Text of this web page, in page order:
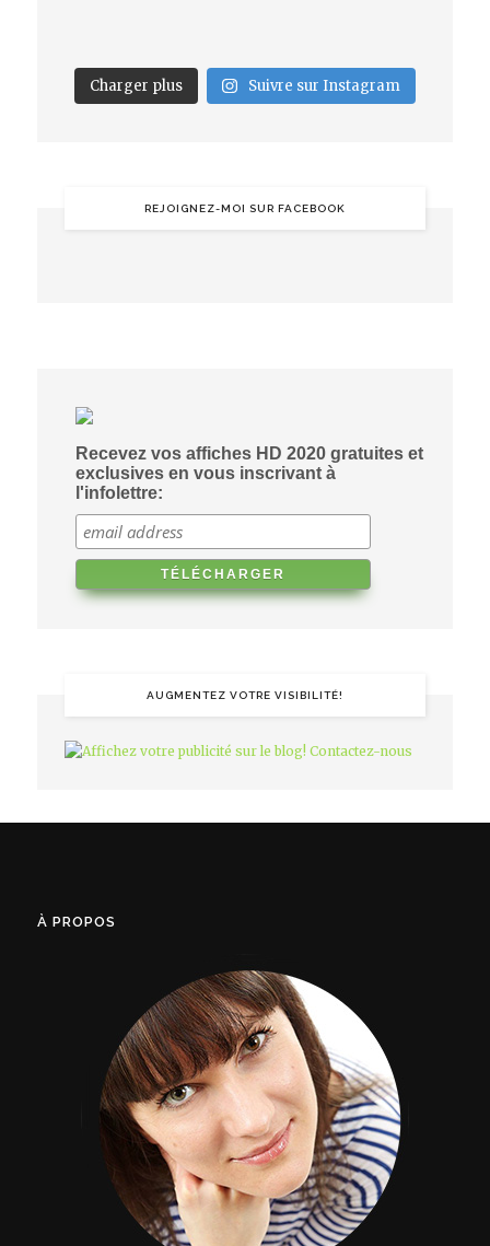
Charger plus Suivre sur Instagram
REJOIGNEZ-MOI SUR FACEBOOK
Recevez vos affiches HD 2020 gratuites et
exclusives en vous inscrivant à
l'infolettre:
AUGMENTEZ VOTRE VISIBILITÉ!
À PROPOS